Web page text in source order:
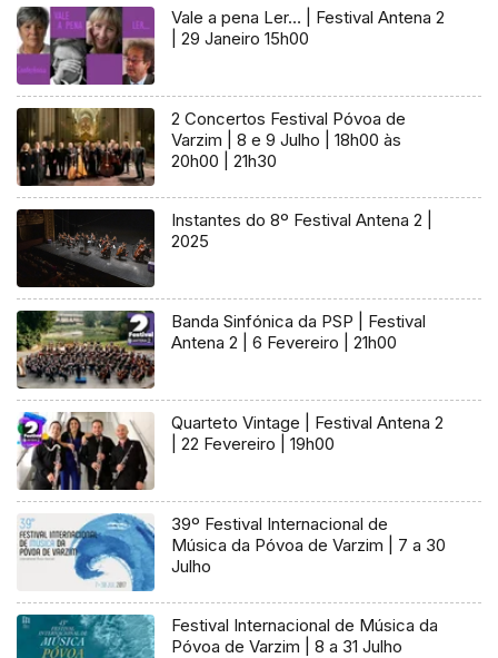
Vale a pena Ler… | Festival Antena 2
| 29 Janeiro 15h00
2 Concertos Festival Póvoa de
Varzim | 8 e 9 Julho | 18h00 às
20h00 | 21h30
Instantes do 8º Festival Antena 2 |
2025
Banda Sinfónica da PSP | Festival
Antena 2 | 6 Fevereiro | 21h00
Quarteto Vintage | Festival Antena 2
| 22 Fevereiro | 19h00
39º Festival Internacional de
Música da Póvoa de Varzim | 7 a 30
Julho
Festival Internacional de Música da
Póvoa de Varzim | 8 a 31 Julho